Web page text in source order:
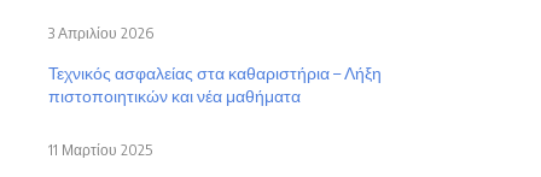
Τεχνικός ασφαλείας στα καθαριστήρια – Λήξη
πιστοποιητικών και νέα μαθήματα
3 Απριλίου 2026
11 Μαρτίου 2025